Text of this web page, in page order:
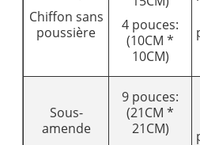
Chiffon sans
poussière
4 pouces:
(10CM *
10CM)
Sous-
amende
9 pouces:
(21CM *
21CM)